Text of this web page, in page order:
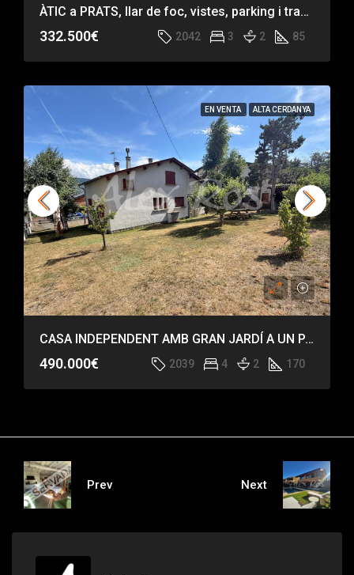
ÀTIC a PRATS, llar de foc, vistes, parking i traster
332.500€ 2042 3 2 85
EN VENTA ALTA CERDANYA
CASA INDEPENDENT AMB GRAN JARDÍ A UN PAS DE LLÍVIA
490.000€ 2039 4 2 170
Prev Next